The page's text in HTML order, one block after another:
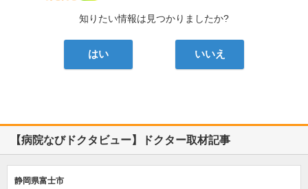
知りたい情報は見つかりましたか?
はい いいえ
【病院なびドクタビュー】ドクター取材記事
静岡県富士市